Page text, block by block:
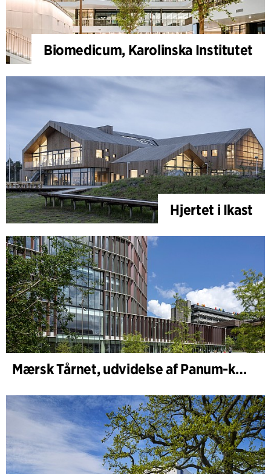
Biomedicum, Karolinska Institutet
Hjertet i Ikast
Mærsk Tårnet, udvidelse af Panum-komplekset